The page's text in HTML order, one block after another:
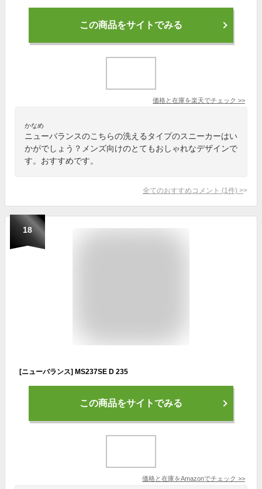
この商品をサイトでみる
価格と在庫を楽天でチェック >>
かなめ
ニューバランスのこちらの洗えるタイプのスニーカーはい
かがでしょう？メンズ向けのとてもおしゃれなデザインで
す。おすすめです。
全てのおすすめコメント (1 件) >
18
[ニューバランス] MS237SE D 235
この商品をサイトでみる
価格と在庫をAmazonでチェック >>